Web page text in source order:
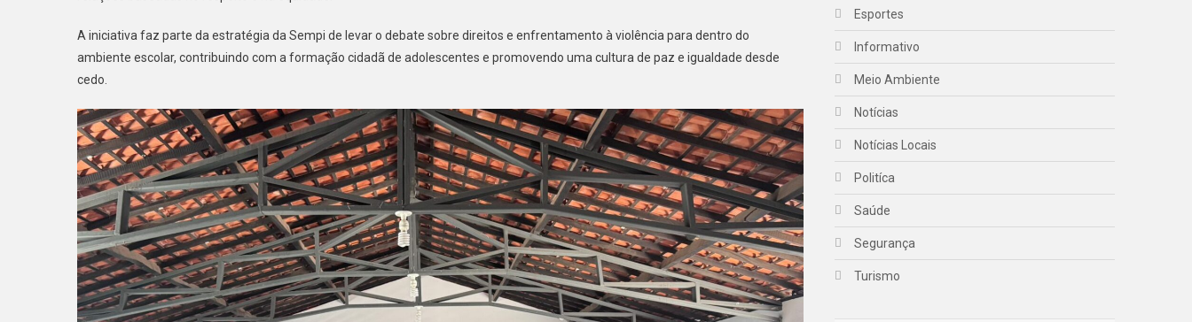
A iniciativa faz parte da estratégia da Sempi de levar o debate sobre direitos e enfrentamento à violência para dentro do
ambiente escolar, contribuindo com a formação cidadã de adolescentes e promovendo uma cultura de paz e igualdade desde
cedo.
Esportes
Informativo
Meio Ambiente
Notícias
Notícias Locais
Politíca
Saúde
Segurança
Turismo